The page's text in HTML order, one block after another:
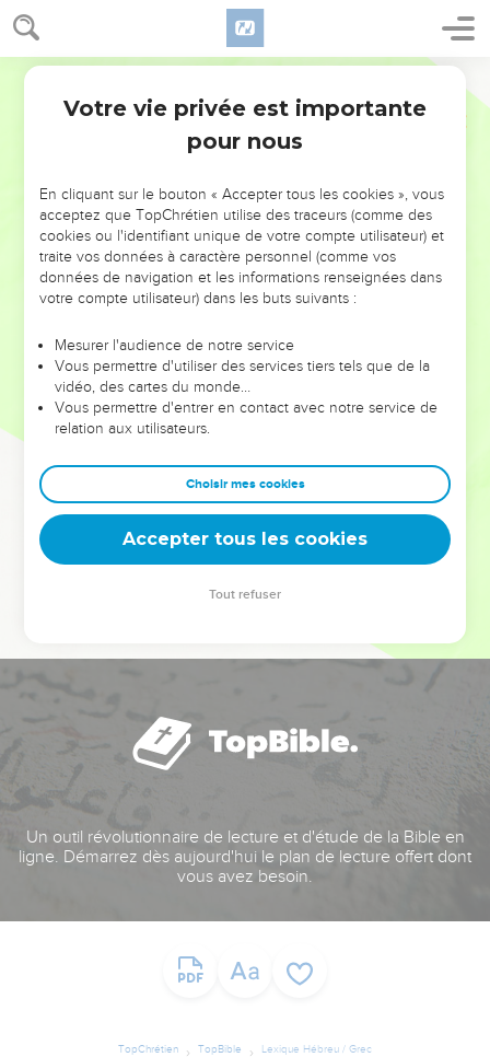
NE MANQUEZ PAS L’ÉVÉNEMENT
DE L’ANNÉE !
ET SI LEURS ERREURS POUVAIENT VOUS ÉVITER LES
VOTRES ?
leur foi ou leur vision. Mais on voit moins les doutes, les erreurs
et les saisons difficiles qu'ils ont traversés, alors même que ce
sont elles qui les ont façonnés.
Dans cette conférence, leaders, entrepreneurs, et responsables
clés pour avancer avec plus de sagesse afin que leurs erreurs
deviennent vos tremplins. Que vous guidiez un ministère, une
équipe, un groupe ou une famille, leur expérience est faite
Un outil révolutionnaire de lecture et d'étude de la Bible en
ligne. Démarrez dès aujourd'hui le plan de lecture offert dont
vous avez besoin.
TopChrétien TopBible Lexique Hébreu / Grec
Votre vie privée est importante
pour nous
En cliquant sur le bouton « Accepter tous les cookies », vous
acceptez que TopChrétien utilise des traceurs (comme des
cookies ou l'identifiant unique de votre compte utilisateur) et
traite vos données à caractère personnel (comme vos
données de navigation et les informations renseignées dans
votre compte utilisateur) dans les buts suivants :
Mesurer l'audience de notre service
Vous permettre d'utiliser des services tiers tels que de la
vidéo, des cartes du monde…
Vous permettre d'entrer en contact avec notre service de
relation aux utilisateurs.
Choisir mes cookies
Accepter tous les cookies
Tout refuser